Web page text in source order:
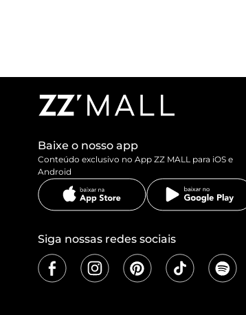
Baixe o nosso app
Conteúdo exclusivo no App ZZ MALL para iOS e
Android
Siga nossas redes sociais